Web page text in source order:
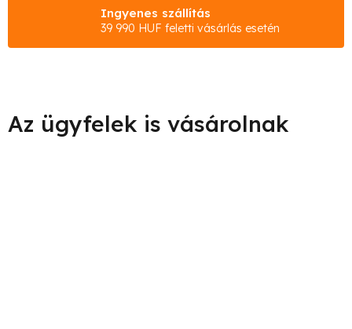
Ingyenes szállítás
39 990 HUF feletti vásárlás esetén